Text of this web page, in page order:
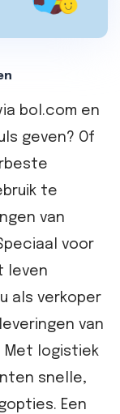
bol.com en
geven? Of
te
van
voor
leven
als verkoper
van
Met logistiek
snelle,
Een